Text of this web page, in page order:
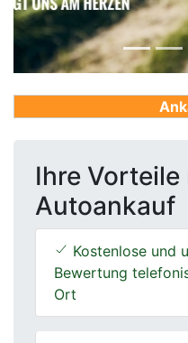
Ihre
Autoankauf
Kostenlose und
Bewertung
Ort